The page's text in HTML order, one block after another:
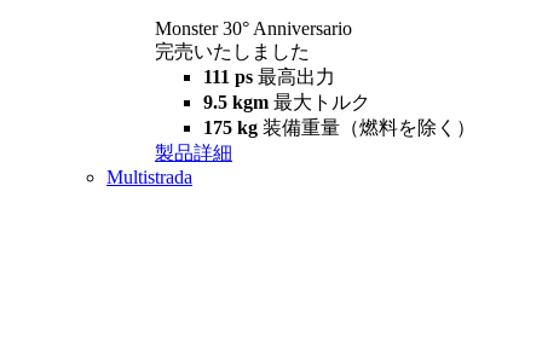
Monster 30° Anniversario
完売いたしました
111 ps 最高出力
9.5 kgm 最大トルク
175 kg 装備重量（燃料を除く）
製品詳細
Multistrada